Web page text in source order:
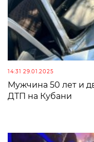
14:31 29.01.2025
Мужчина 50 лет и
ДТП на Кубани